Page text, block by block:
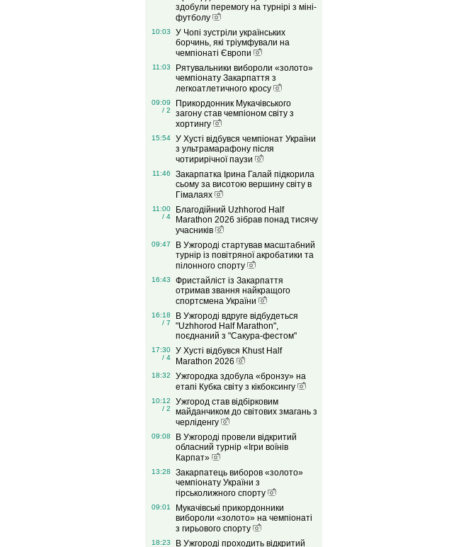
здобули перемогу на турнірі з міні-
футболу
10:03
У Чопі зустріли українських
борчинь, які тріумфували на
чемпіонаті Європи
11:03
Рятувальники вибороли «золото»
чемпіонату Закарпаття з
легкоатлетичного кросу
09:09
/ 2
Прикордонник Мукачівського
загону став чемпіоном світу з
хортингу
15:54
У Хусті відбувся чемпіонат України
з ультрамарафону після
чотирирічної паузи
11:46
Закарпатка Ірина Галай підкорила
сьому за висотою вершину світу в
Гімалаях
11:00
/ 4
Благодійний Uzhhorod Half
Marathon 2026 зібрав понад тисячу
учасників
09:47
В Ужгороді стартував масштабний
турнір із повітряної акробатики та
пілонного спорту
16:43
Фристайліст із Закарпаття
отримав звання найкращого
спортсмена України
16:18
/ 7
В Ужгороді вдруге відбудеться
"Uzhhorod Half Marathon",
поєднаний з "Сакура-фестом"
17:30
/ 4
У Хусті відбувся Khust Half
Marathon 2026
18:32
Ужгородка здобула «бронзу» на
етапі Кубка світу з кікбоксингу
10:12
/ 2
Ужгород став відбірковим
майданчиком до світових змагань з
черліденгу
09:08
В Ужгороді провели відкритий
обласний турнір «Ігри воїнів
Карпат»
13:28
Закарпатець виборов «золото»
чемпіонату України з
гірськолижного спорту
09:01
Мукачівські прикордонники
вибороли «золото» на чемпіонаті
з гирьового спорту
18:23
В Ужгороді проходить відкритий